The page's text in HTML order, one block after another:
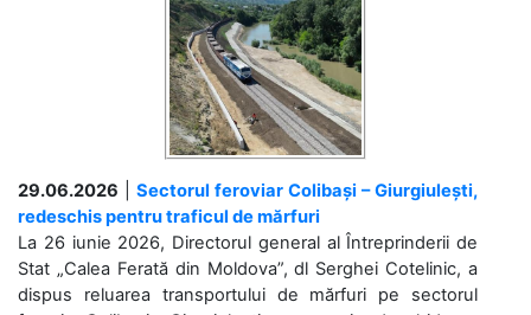
29.06.2026
Sectorul feroviar Colibași – Giurgiulești,
redeschis pentru traficul de mărfuri
La 26 iunie 2026, Directorul general al Întreprinderii de
Stat „Calea Ferată din Moldova”, dl Serghei Cotelinic, a
dispus reluarea transportului de mărfuri pe sectorul